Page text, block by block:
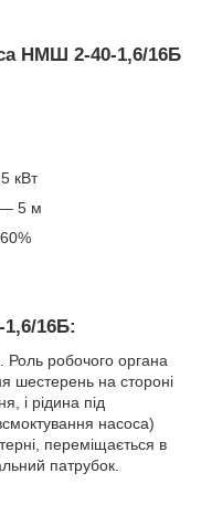
НМШ 2-40-1,6/16Б
кВт
— 5 м
16Б:
робочого органа
шестерень на стороні
і рідина під
насоса)
переміщається в
патрубок.